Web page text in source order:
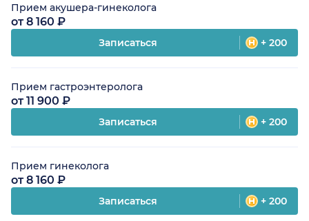
Прием акушера-гинеколога
от 8 160 ₽
Записаться + 200
Прием гастроэнтеролога
от 11 900 ₽
Записаться + 200
Прием гинеколога
от 8 160 ₽
Записаться + 200